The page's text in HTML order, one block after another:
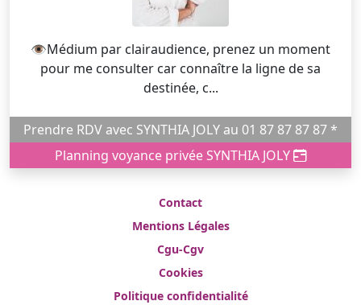
👁️Médium par clairaudience, prenez un moment
pour me consulter car connaître la ligne de sa
destinée, c...
Prendre RDV avec SYNTHIA JOLY au 01 87 87 87 87 *
Planning voyance privée SYNTHIA JOLY
Contact
Mentions Légales
Cgu-Cgv
Cookies
Politique confidentialité